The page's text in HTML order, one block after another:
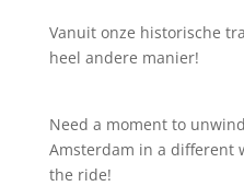
Vanuit onze historische
heel andere manier!
Need a moment to
Amsterdam in a different
the ride!